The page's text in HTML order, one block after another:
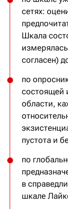
сетях:
Шкала
согласен)
по
состоящей
области,
пустота и
по
в
шкале